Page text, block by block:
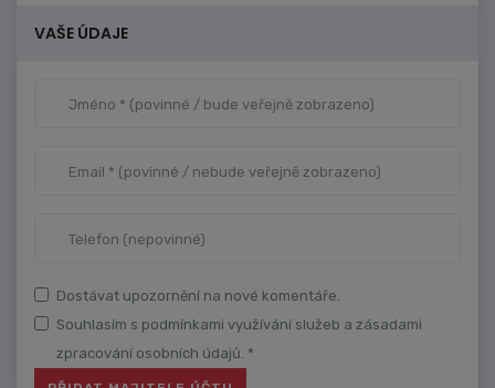
VAŠE ÚDAJE
Dostávat upozornění na nové komentáře.
Souhlasím s podmínkami využívání služeb a zásadami
zpracování osobních údajů. *